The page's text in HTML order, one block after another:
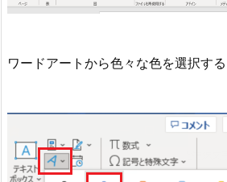
ワードアートから色々な色を選択する